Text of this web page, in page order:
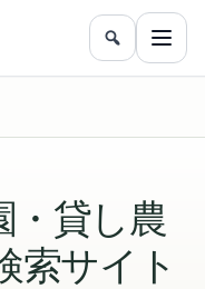
農園をフ
メニ
・貸し農
索サイト